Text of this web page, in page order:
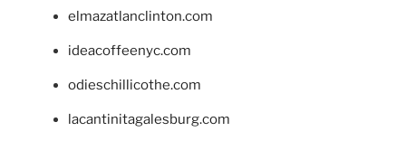
elmazatlanclinton.com
ideacoffeenyc.com
odieschillicothe.com
lacantinitagalesburg.com